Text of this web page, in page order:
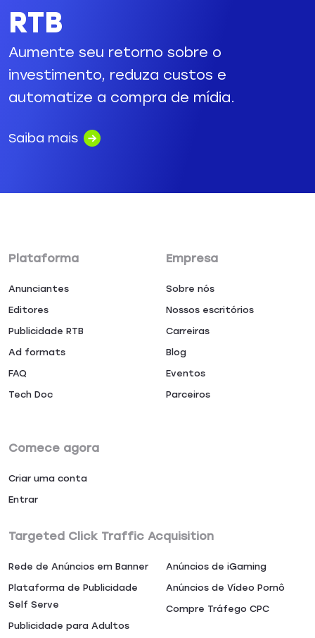
RTB
Aumente seu retorno sobre o
investimento, reduza custos e
automatize a compra de mídia.
Saiba mais
Plataforma
Anunciantes
Editores
Publicidade RTB
Ad formats
FAQ
Tech Doc
Empresa
Sobre nós
Nossos escritórios
Carreiras
Blog
Eventos
Parceiros
Comece agora
Criar uma conta
Entrar
Targeted Click Traffic Acquisition
Rede de Anúncios em Banner
Plataforma de Publicidade
Self Serve
Publicidade para Adultos
Anúncios de iGaming
Anúncios de Vídeo Pornô
Compre Tráfego CPC